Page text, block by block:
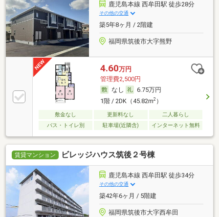
鹿児島本線 西牟田駅 徒歩28分
その他の交通
築5年8ヶ月 / 2階建
福岡県筑後市大字熊野
4.60万円
管理費2,500円
なし
6.75万円
1階 / 2DK（45.82m2）
敷金なし 更新料なし
二人暮らし
バス・トイレ別
駐車場(近隣含) インターネット無料
賃貸マンション ビレッジハウス筑後２号棟
鹿児島本線 西牟田駅 徒歩34分
その他の交通
築42年6ヶ月 / 5階建
福岡県筑後市大字西牟田